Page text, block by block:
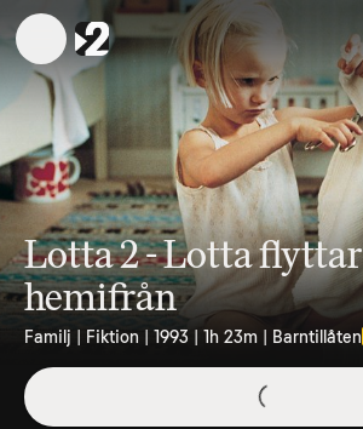
Lotta 2 - Lotta flyttar
hemifrån
Familj | Fiktion | 1993 | 1h 23m | Barntillåten